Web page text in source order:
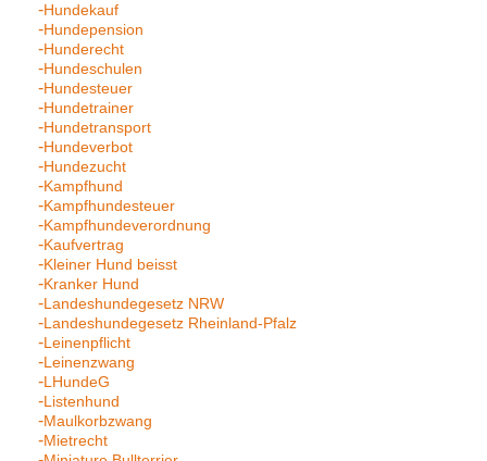
Hundekauf
Hundepension
Hunderecht
Hundeschulen
Hundesteuer
Hundetrainer
Hundetransport
Hundeverbot
Hundezucht
Kampfhund
Kampfhundesteuer
Kampfhundeverordnung
Kaufvertrag
Kleiner Hund beisst
Kranker Hund
Landeshundegesetz NRW
Landeshundegesetz Rheinland-Pfalz
Leinenpflicht
Leinenzwang
LHundeG
Listenhund
Maulkorbzwang
Mietrecht